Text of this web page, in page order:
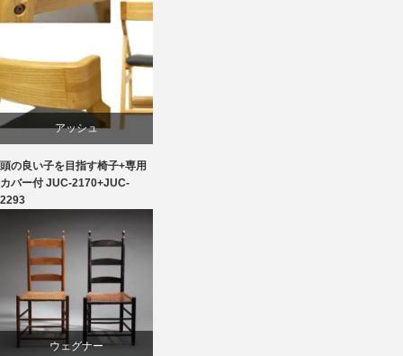
国産
天童木工
椅子
アッシュ
ダイニング
ライフスタイル
学習椅子
椅子
頭の良い子を目指す椅子+専用
カバー付 JUC-2170+JUC-
2293
ウェグナー